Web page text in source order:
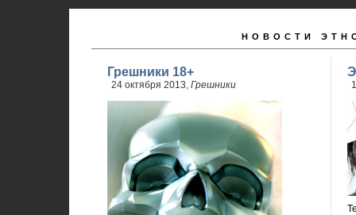
НОВОСТИ
Грешники 18+
24 октября 2013, Грешники